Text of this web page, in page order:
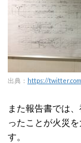
出典： https://
また報告書では
ったことが火災
す。